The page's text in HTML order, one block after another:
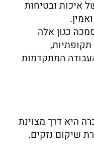
איכות ובטיחות
כגון אלה
המתקדמות
היא דרך מצוינת
שיקום נזקים.